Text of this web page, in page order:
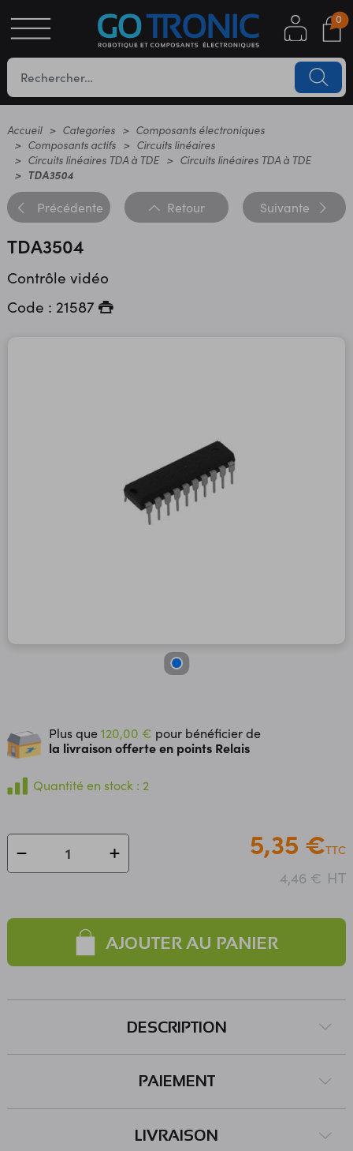
0
Accueil Categories
Composants électroniques
Composants actifs
Circuits linéaires
Circuits linéaires TDA à TDE
Circuits linéaires TDA à TDE
TDA3504
Précédente Retour Suivante
TDA3504
Contrôle vidéo
Code : 21587
Plus que120,00 € pour bénéficier de
la livraison offerte en points Relais
Quantité en stock : 2
5,35 €TTC
4,46 € HT
AJOUTER AU PANIER
DESCRIPTION
PAIEMENT
LIVRAISON